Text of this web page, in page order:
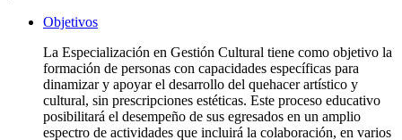
Objetivos
La Especialización en Gestión Cultural tiene como objetivo la
formación de personas con capacidades específicas para
dinamizar y apoyar el desarrollo del quehacer artístico y
cultural, sin prescripciones estéticas. Este proceso educativo
posibilitará el desempeño de sus egresados en un amplio
espectro de actividades que incluirá la colaboración, en varios